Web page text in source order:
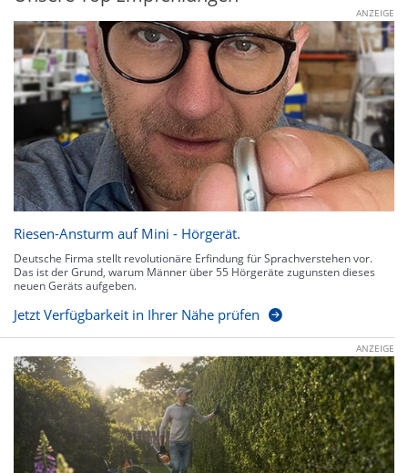
ANZEIGE
Riesen-Ansturm auf Mini - Hörgerät.
Deutsche Firma stellt revolutionäre Erfindung für Sprachverstehen vor.
Das ist der Grund, warum Männer über 55 Hörgeräte zugunsten dieses
neuen Geräts aufgeben.
Jetzt Verfügbarkeit in Ihrer Nähe prüfen
ANZEIGE